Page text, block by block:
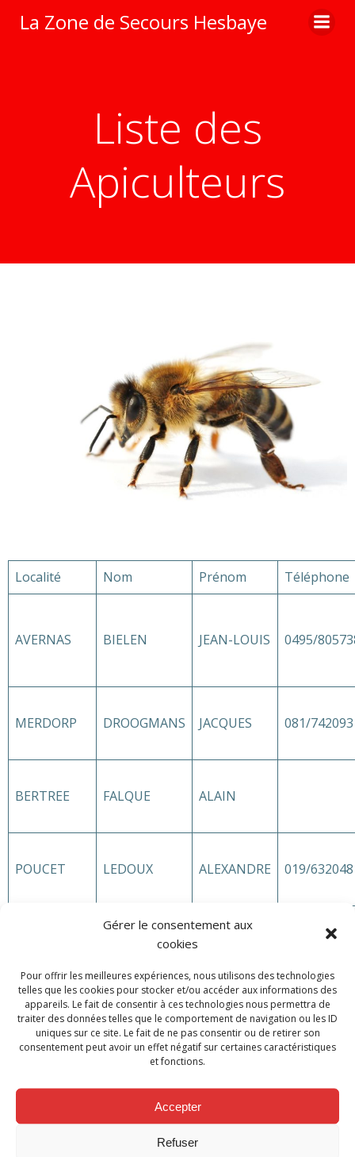
Gérer le consentement aux
cookies
Pour offrir les meilleures expériences, nous utilisons des technologies
telles que les cookies pour stocker et/ou accéder aux informations des
appareils. Le fait de consentir à ces technologies nous permettra de
traiter des données telles que le comportement de navigation ou les ID
uniques sur ce site. Le fait de ne pas consentir ou de retirer son
consentement peut avoir un effet négatif sur certaines caractéristiques
et fonctions.
Accepter
Refuser
au
La Zone de Secours Hesbaye
Liste des
Apiculteurs
Localité Nom Prénom Téléphone
AVERNAS BIELEN JEAN-LOUIS 0495/
MERDORP DROOGMANS JACQUES 081/742093
BERTREE FALQUE ALAIN
POUCET LEDOUX ALEXANDRE 019/632048
019/634774
MOXHE MAZY MICHEL
TOURINNE BARREAU JEAN-PETIT